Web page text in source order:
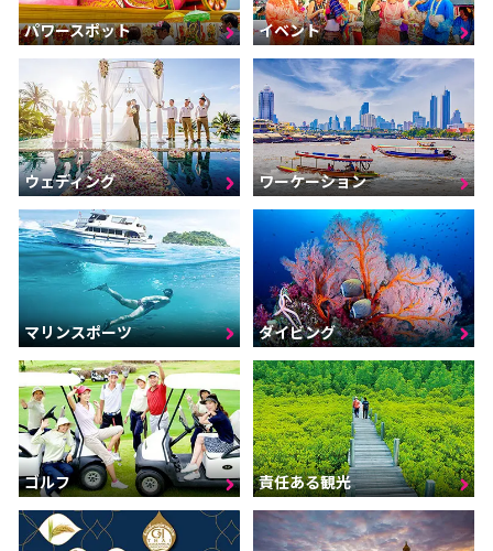
パワースポット イベント
ウェディング ワーケーション
マリンスポーツ ダイビング
ゴルフ 責任ある観光